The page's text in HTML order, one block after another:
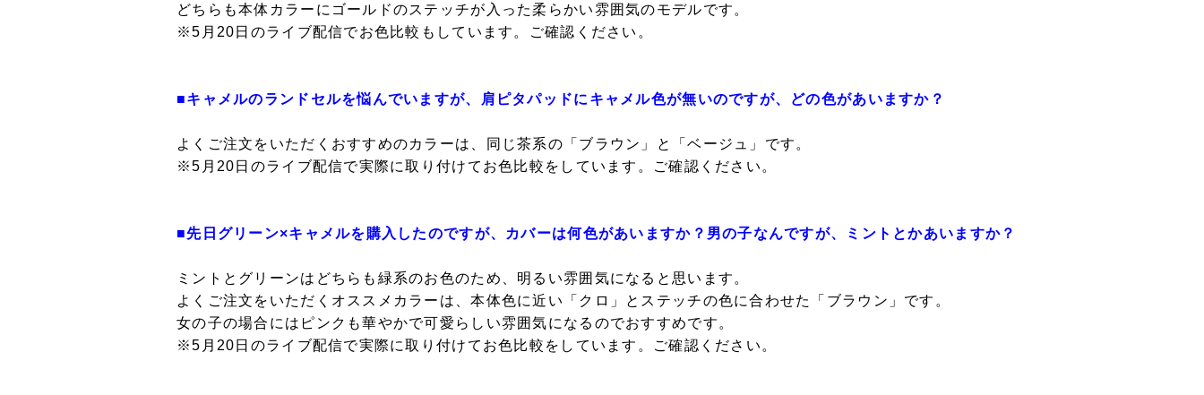
どちらも本体カラーにゴールドのステッチが入った柔らかい雰囲気のモデルです。
※5月20日のライブ配信でお色比較もしています。ご確認ください。
■キャメルのランドセルを悩んでいますが、肩ピタパッドにキャメル色が無いのですが、どの色があいますか？
よくご注文をいただくおすすめのカラーは、同じ茶系の「ブラウン」と「ベージュ」です。
※5月20日のライブ配信で実際に取り付けてお色比較をしています。ご確認ください。
■先日グリーン×キャメルを購入したのですが、カバーは何色があいますか？男の子なんですが、ミントとかあいますか？
ミントとグリーンはどちらも緑系のお色のため、明るい雰囲気になると思います。
よくご注文をいただくオススメカラーは、本体色に近い「クロ」とステッチの色に合わせた「ブラウン」です。
女の子の場合にはピンクも華やかで可愛らしい雰囲気になるのでおすすめです。
※5月20日のライブ配信で実際に取り付けてお色比較をしています。ご確認ください。